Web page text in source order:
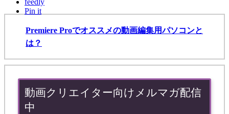
Pin it
Premiere Proでオススメの動画編集用パソコンと
は？
動画クリエイター向けメルマガ配信
中